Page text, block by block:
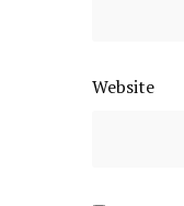
Website